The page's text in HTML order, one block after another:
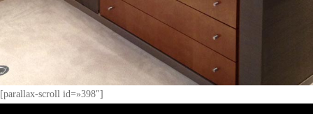
[parallax-scroll id=»398″]